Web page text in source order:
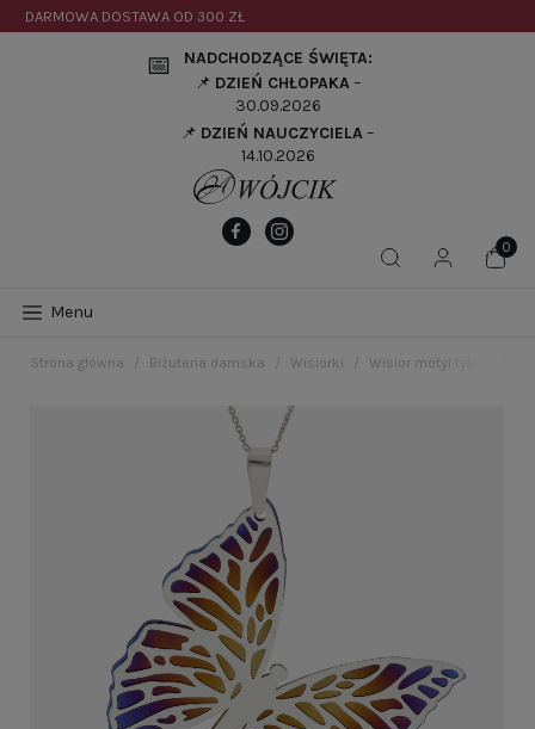
DARMOWA DOSTAWA OD 300 ZŁ
📅
NADCHODZĄCE ŚWIĘTA:
📌 DZIEŃ CHŁOPAKA–
30.09.2026
📌 DZIEŃ NAUCZYCIELA–
14.10.2026
Menu
Strona główna Biżuteria damska Wisiorki Wisior motyl tytan